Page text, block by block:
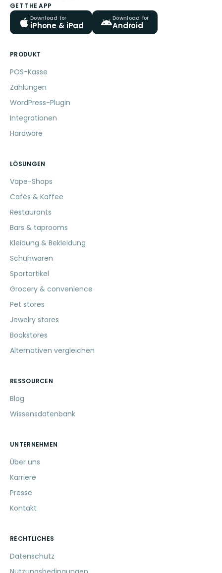
GET THE APP
Download for
iPhone & iPad
Download for
Android
PRODUKT
POS-Kasse
Zahlungen
WordPress-Plugin
Integrationen
Hardware
LÖSUNGEN
Vape-Shops
Cafés & Kaffee
Restaurants
Bars & taprooms
Kleidung & Bekleidung
Schuhwaren
Sportartikel
Grocery & convenience
Pet stores
Jewelry stores
Bookstores
Alternativen vergleichen
RESSOURCEN
Blog
Wissensdatenbank
UNTERNEHMEN
Über uns
Karriere
Presse
Kontakt
RECHTLICHES
Datenschutz